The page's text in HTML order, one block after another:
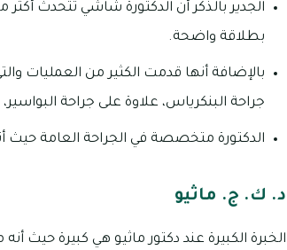
الجدير بالذكر أن الدكتورة شاشي تتحدث
بطلاقة واضحة.
بالإضافة أنها قدمت الكثير من العمليات
جراحة البنكرياس، علاوة على جراحة
الدكتورة متخصصة في الجراحة العامة حيث
د. ك. ج. ماثيو